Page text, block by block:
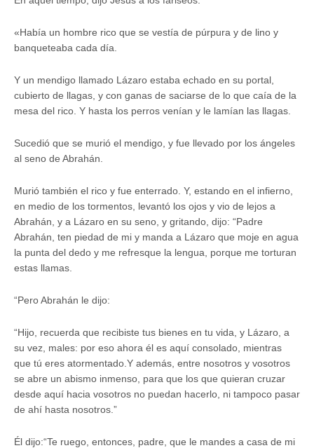
«Había un hombre rico que se vestía de púrpura y de lino y
banqueteaba cada día.
Y un mendigo llamado Lázaro estaba echado en su portal,
cubierto de llagas, y con ganas de saciarse de lo que caía de la
mesa del rico. Y hasta los perros venían y le lamían las llagas.
Sucedió que se murió el mendigo, y fue llevado por los ángeles
al seno de Abrahán.
Murió también el rico y fue enterrado. Y, estando en el infierno,
en medio de los tormentos, levantó los ojos y vio de lejos a
Abrahán, y a Lázaro en su seno, y gritando, dijo: “Padre
Abrahán, ten piedad de mi y manda a Lázaro que moje en agua
la punta del dedo y me refresque la lengua, porque me torturan
estas llamas.
“Pero Abrahán le dijo:
“Hijo, recuerda que recibiste tus bienes en tu vida, y Lázaro, a
su vez, males: por eso ahora él es aquí consolado, mientras
que tú eres atormentado.Y además, entre nosotros y vosotros
se abre un abismo inmenso, para que los que quieran cruzar
desde aquí hacia vosotros no puedan hacerlo, ni tampoco pasar
de ahí hasta nosotros.”
Él dijo:“Te ruego, entonces, padre, que le mandes a casa de mi